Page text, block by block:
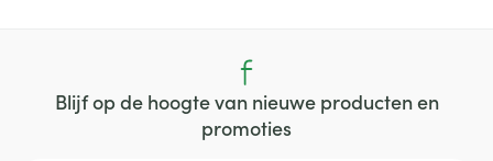
Blijf op de hoogte van nieuwe producten en
promoties